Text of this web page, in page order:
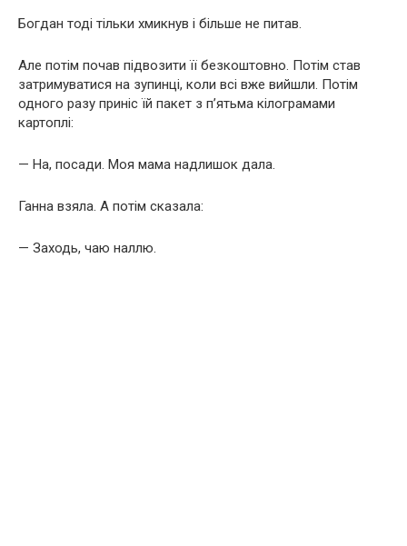
Богдан тоді тільки хмикнув і більше не питав.
Але потім почав підвозити її безкоштовно. Потім став
затримуватися на зупинці, коли всі вже вийшли. Потім
одного разу приніс їй пакет з п’ятьма кілограмами
картоплі:
— На, посади. Моя мама надлишок дала.
Ганна взяла. А потім сказала:
— Заходь, чаю наллю.